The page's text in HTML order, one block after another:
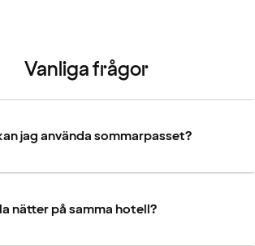
Vanliga frågor
jag använda sommarpasset?
nätter på samma hotell?